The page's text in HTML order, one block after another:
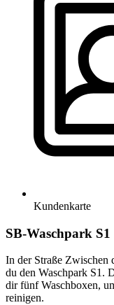
Kundenkarte
SB-Waschpark
In der Straße Zwischen
du den Waschpark S1.
dir fünf Waschboxen,
reinigen.